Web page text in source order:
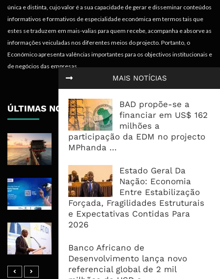
MAIS NOTÍCIAS
BAD propõe-se a
financiar em US$ 162
milhões a
participação da EDM no projecto
MPhanda ...
Estado Geral Da
Nação: Economia
Entre Estabilização
Forçada, Fragilidades Estruturais
e Expectativas Contidas Para
2026
Banco Africano de
Desenvolvimento lança novo
referencial global de 2 mil
única e distinta, cujo valor é a sua capacidade de gerar e disseminar conteúdos
informativos e formativos de especialidade económica em termos tais que
estes se traduzem em mais-valias para quem recebe, acompanha e absorve as
informações veiculadas nos diferentes meios do projecto. Portanto, o
Económico apresenta valências importantes para os objectivos institucionais e
de negócios das empresas.
ÚLTIMAS NOTÍCIAS
Rovuma LNG Avança Com Selecção
De Consórcio EPC Antes Da FID De
Maputo Vai Acolher Cimeira Africana
De Traveltech E Coloca Digitalização
No Centro Da Agenda Turística
ATIDI Quer Duplicar Capital E Elevar
Por Ano